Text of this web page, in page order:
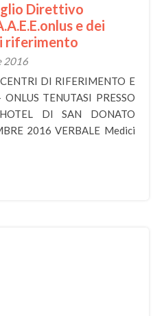
Direttivo
e dei
riferimento
2016
DI RIFERIMENTO E
ONLUS TENUTASI PRESSO
DI SAN DONATO
2016 VERBALE Medici